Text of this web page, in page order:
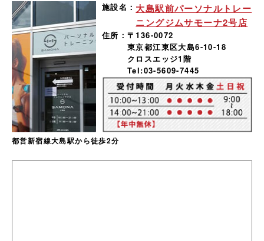
施設名： 大島駅前パーソナルトレー
ニングジムサモーナ2号店
住所： 〒136-0072
東京都江東区大島6-10-18
クロスエッジ1階
Tel:03-5609-7445
都営新宿線大島駅から徒歩2分